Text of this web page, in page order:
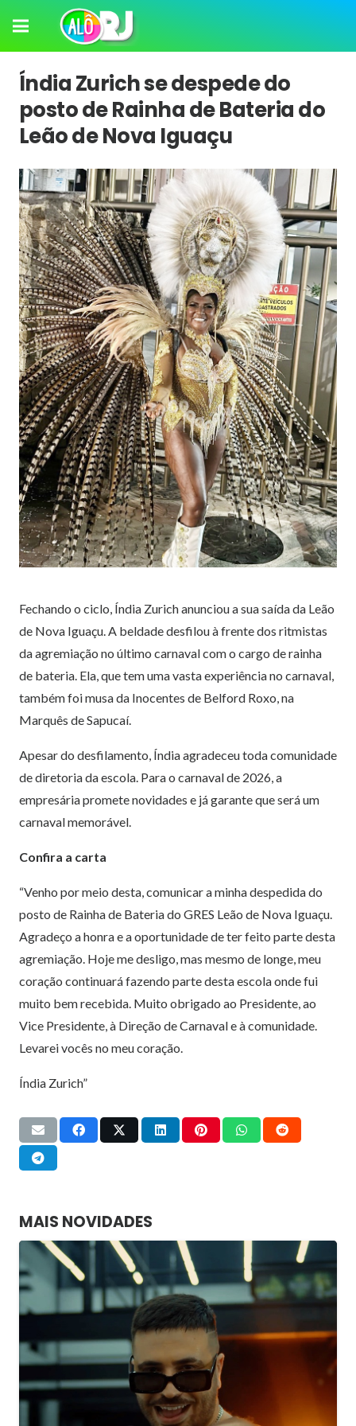
Índia Zurich se despede do
posto de Rainha de Bateria do
Leão de Nova Iguaçu
Fechando o ciclo, Índia Zurich anunciou a sua saída da Leão
de Nova Iguaçu. A beldade desfilou à frente dos ritmistas
da agremiação no último carnaval com o cargo de rainha
de bateria. Ela, que tem uma vasta experiência no carnaval,
também foi musa da Inocentes de Belford Roxo, na
Marquês de Sapucaí.
Apesar do desfilamento, Índia agradeceu toda comunidade
de diretoria da escola. Para o carnaval de 2026, a
empresária promete novidades e já garante que será um
carnaval memorável.
Confira a carta
“Venho por meio desta, comunicar a minha despedida do
posto de Rainha de Bateria do GRES Leão de Nova Iguaçu.
Agradeço a honra e a oportunidade de ter feito parte desta
agremiação. Hoje me desligo, mas mesmo de longe, meu
coração continuará fazendo parte desta escola onde fui
muito bem recebida. Muito obrigado ao Presidente, ao
Vice Presidente, à Direção de Carnaval e à comunidade.
Levarei vocês no meu coração.
Índia Zurich”
MAIS NOVIDADES